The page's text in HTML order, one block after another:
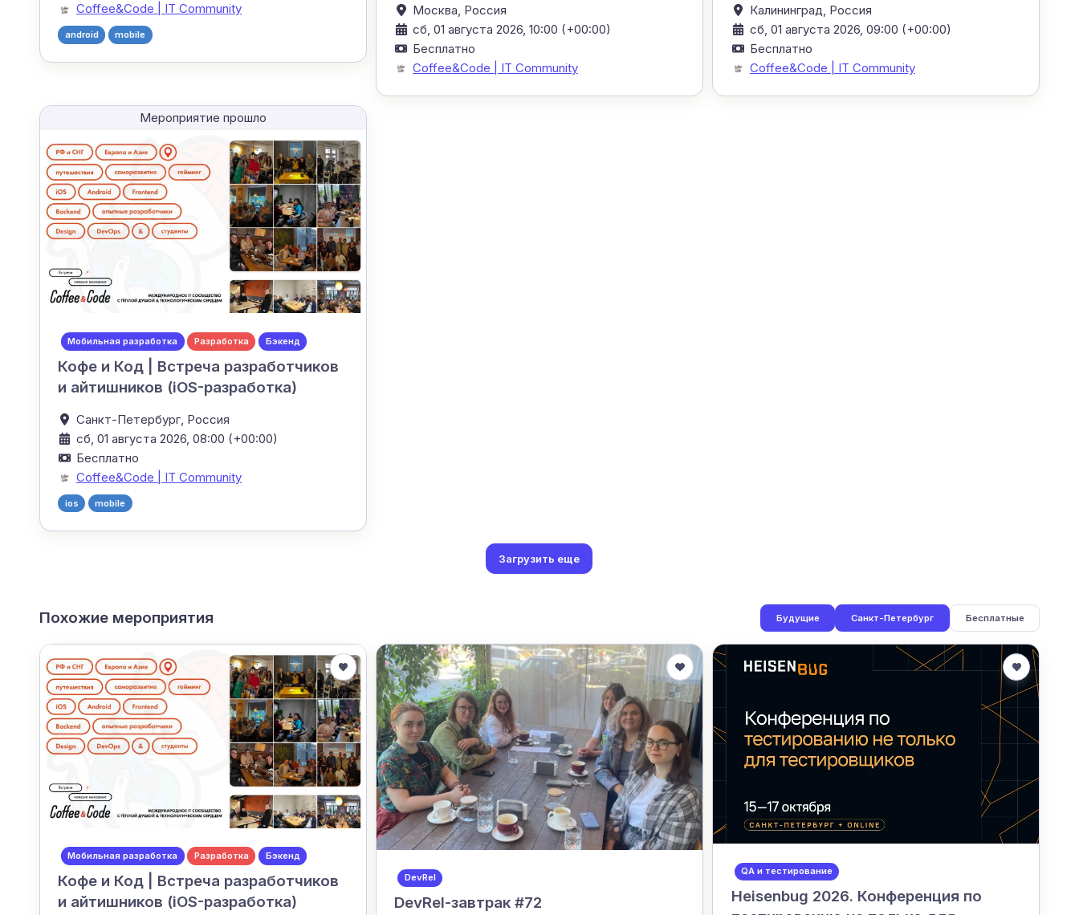
Coffee&Code | IT Community
android mobile
Москва, Россия
сб, 01 августа 2026, 10:00 (+00:00)
Бесплатно
Coffee&Code | IT Community
Калининград, Россия
сб, 01 августа 2026, 09:00 (+00:00)
Бесплатно
Coffee&Code | IT Community
Мероприятие прошло
Мобильная разработка Разработка Бэкенд
Кофе и Код | Встреча разработчиков
и айтишников (iOS-разработка)
Санкт-Петербург, Россия
сб, 01 августа 2026, 08:00 (+00:00)
Бесплатно
Coffee&Code | IT Community
ios mobile
Загрузить еще
Похожие мероприятия Будущие Санкт-Петербург Бесплатные
Мобильная разработка Разработка Бэкенд
Кофе и Код | Встреча разработчиков
и айтишников (iOS-разработка)
DevRel
DevRel-завтрак #72
QA и тестирование
Heisenbug 2026. Конференция по